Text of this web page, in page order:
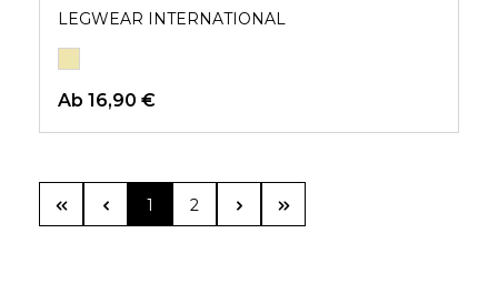
LEGWEAR INTERNATIONAL
Ab 16,90 €
Seite
1 Seite
2